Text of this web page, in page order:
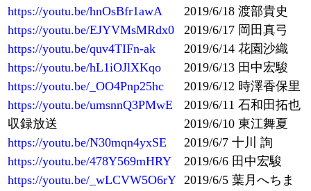
https://youtu.be/hnOsBfr1awA
2019/6/18 渡部貴史
https://youtu.be/EJYVMsMRdx0
2019/6/17 岡田真弓
https://youtu.be/quv4TIFn-ak
2019/6/14 花園沙織
https://youtu.be/hL1iOJlXKqo
2019/6/13 田中宏駿
https://youtu.be/_OO4Pnp25hc
2019/6/12 時澤香保里
https://youtu.be/umsnnQ3PMwE
2019/6/11 石和田拓也
収録放送
2019/6/10 東江舞夏
https://youtu.be/N30mqn4yxSE
2019/6/7 十川 詢
https://youtu.be/478Y569mHRY
2019/6/6 田中宏駿
https://youtu.be/_wLCVW5O6rY 2019/6/5 葉月へちま